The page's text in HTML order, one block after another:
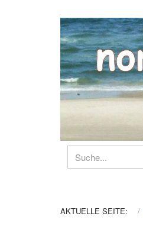
AKTUELLE SEITE: